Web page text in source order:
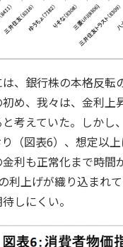
、銀行株の本格反転
め、我々は、金利上
考えていた。しかし
（図表6）、想定以
利も正常化まで時間
利上げが織り込まれ
しにくい。